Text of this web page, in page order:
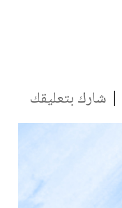
| شارك بتعليقك